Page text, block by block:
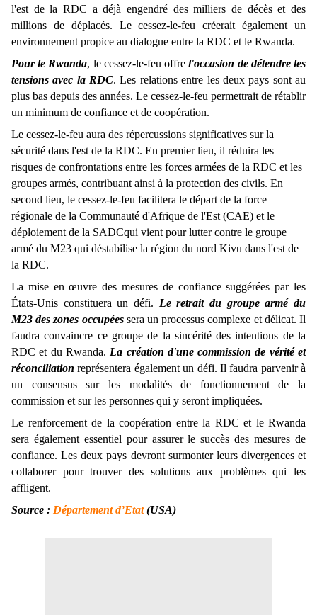
l'est de la RDC a déjà engendré des milliers de décès et des
millions de déplacés. Le cessez-le-feu créerait également un
environnement propice au dialogue entre la RDC et le Rwanda.
Pour le Rwanda, le cessez-le-feu offrel'occasion de détendre les
tensions avec la RDC. Les relations entre les deux pays sont au
plus bas depuis des années. Le cessez-le-feu permettrait de rétablir
un minimum de confiance et de coopération.
Le cessez-le-feu aura des répercussions significatives sur la
sécurité dans l'est de la RDC. En premier lieu, il réduira les
risques de confrontations entre les forces armées de la RDC et les
groupes armés, contribuant ainsi à la protection des civils. En
second lieu, le cessez-le-feu facilitera le départ de la force
régionale de la Communauté d'Afrique de l'Est (CAE) et le
déploiement de la SADCqui vient pour lutter contre le groupe
armé du M23 qui déstabilise la région du nord Kivu dans l'est de
la RDC.
La mise en œuvre des mesures de confiance suggérées par les
États-Unis constituera un défi. Le retrait du groupe armé du
M23 des zones occupéessera un processus complexe et délicat. Il
faudra convaincre ce groupe de la sincérité des intentions de la
RDC et du Rwanda. La création d'une commission de vérité et
réconciliation représentera également un défi. Il faudra parvenir à
un consensus sur les modalités de fonctionnement de la
commission et sur les personnes qui y seront impliquées.
Le renforcement de la coopération entre la RDC et le Rwanda
sera également essentiel pour assurer le succès des mesures de
confiance. Les deux pays devront surmonter leurs divergences et
collaborer pour trouver des solutions aux problèmes qui les
affligent.
Source : Département d’Etat(USA)